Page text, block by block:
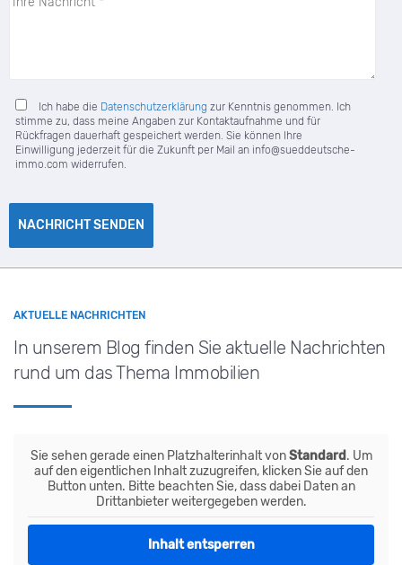
Ich habe die Datenschutzerklärung zur Kenntnis genommen. Ich
stimme zu, dass meine Angaben zur Kontaktaufnahme und für
Rückfragen dauerhaft gespeichert werden. Sie können Ihre
Einwilligung jederzeit für die Zukunft per Mail an info@sueddeutsche-
immo.com widerrufen.
AKTUELLE NACHRICHTEN
In unserem Blog finden Sie aktuelle Nachrichten
rund um das Thema Immobilien
Sie sehen gerade einen Platzhalterinhalt vonStandard . Um
auf den eigentlichen Inhalt zuzugreifen, klicken Sie auf den
Button unten. Bitte beachten Sie, dass dabei Daten an
Drittanbieter weitergegeben werden.
Inhalt entsperren